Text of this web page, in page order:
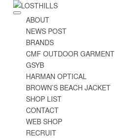
ABOUT
NEWS POST
BRANDS
CMF OUTDOOR GARMENT
GSYB
HARMAN OPTICAL
BROWN’S BEACH JACKET
SHOP LIST
CONTACT
WEB SHOP
RECRUIT